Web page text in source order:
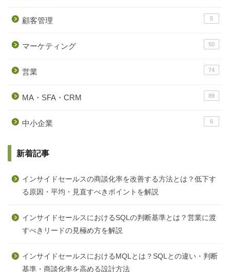
顧客管理 5
マーケティング 50
営業 74
MA・SFA・CRM 89
中小企業 6
新着記事
インサイドセールスの商談化率を改善する方法とは？低下す
る原因・平均・見直すべきポイントを解説
インサイドセールスにおけるSQLの判断基準とは？営業に渡
すべきリードの見極め方を解説
インサイドセールスにおけるMQLとは？SQLとの違い・判断
基準・商談化率を高める設計方法